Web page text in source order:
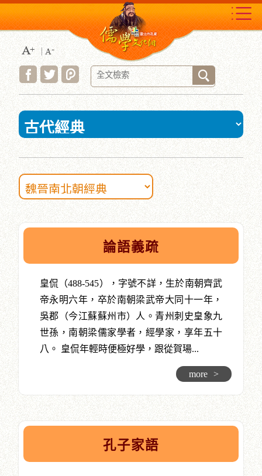
到
主
要
內
容
區
塊
:::
論語義疏
皇侃（488-545），字號不詳，生於南朝齊武
帝永明六年，卒於南朝梁武帝大同十一年，
吳郡（今江蘇蘇州市）人。青州刺史皇象九
世孫，南朝梁儒家學者，經學家，享年五十
八。 皇侃年輕時便極好學，跟從賀瑒...
more >
孔子家語